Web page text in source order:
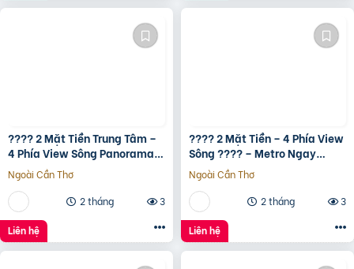
???? 2 Mặt Tiền Trung Tâm –
4 Phía View Sông Panorama
???? – Metro Ngay Trước Mặt
???? – Full Nội Thất
Ngoài Cần Thơ
2 tháng
3
Liên hệ
???? 2 Mặt Tiền – 4 Phía View
Sông ???? – Metro Ngay
Trước Mặt ???? – Full Nội
Thất Smart Home Samsung
????
Ngoài Cần Thơ
2 tháng
3
Liên hệ